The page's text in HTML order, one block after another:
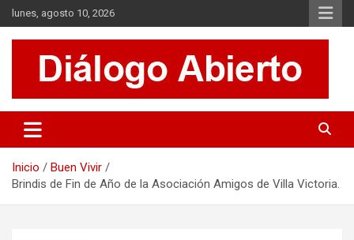
Saltar
al
contenido
lunes, agosto 10, 2026
Diálogo Abierto
Se tratan diversos temas de actualidad buscando hacer un
aporte a la sociedad, brindando información relevante de lo que
Inicio
Buen Vivir
Brindis de Fin de Año de la Asociación Amigos de Villa Victoria.